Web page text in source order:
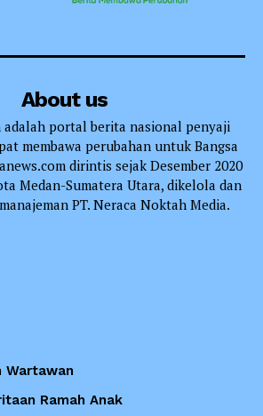
About us
adalah portal berita nasional penyaji
membawa perubahan untuk Bangsa
dirintis sejak Desember 2020
Medan-Sumatera Utara, dikelola dan
PT. Neraca Noktah Media.
Wartawan
Ramah Anak